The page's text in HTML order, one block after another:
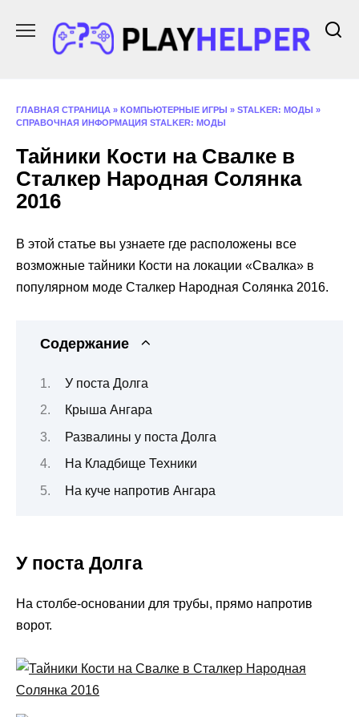
содержанию
ГЛАВНАЯ СТРАНИЦА » КОМПЬЮТЕРНЫЕ ИГРЫ » STALKER: МОДЫ »
СПРАВОЧНАЯ ИНФОРМАЦИЯ STALKER: МОДЫ
Тайники Кости на Свалке в
Сталкер Народная Солянка
2016
В этой статье вы узнаете где расположены все
возможные тайники Кости на локации «Свалка» в
популярном моде Сталкер Народная Солянка 2016.
Содержание
У поста Долга
Крыша Ангара
Развалины у поста Долга
На Кладбище Техники
На куче напротив Ангара
У поста Долга
На столбе-основании для трубы, прямо напротив
ворот.